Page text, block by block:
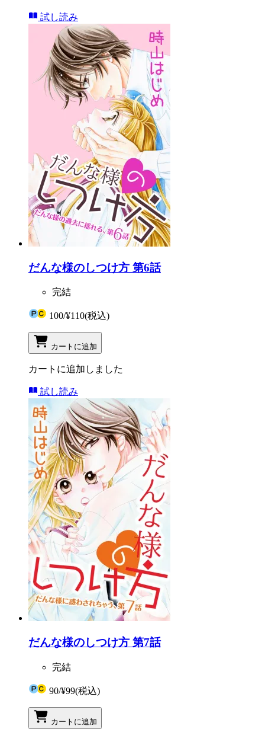
試し読み
だんな様のしつけ方 第6話
完結
100/¥110(税込)
カートに追加
カートに追加しました
試し読み
だんな様のしつけ方 第7話
完結
90/¥99(税込)
カートに追加